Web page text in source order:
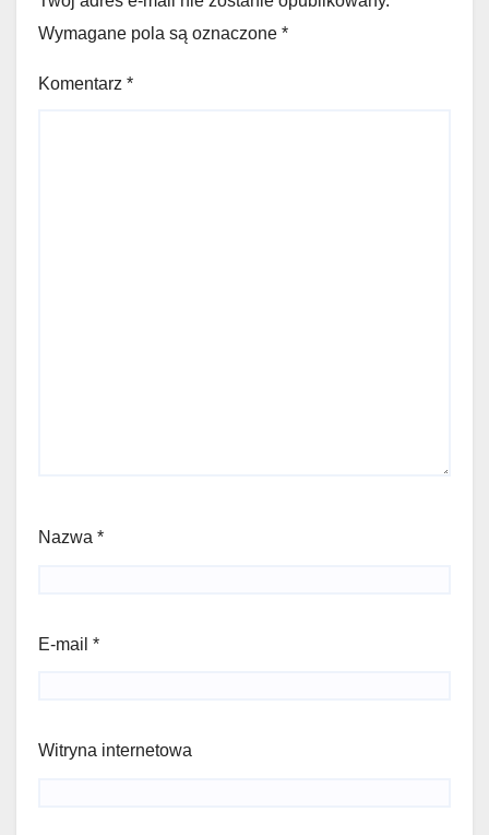
Wymagane pola są oznaczone *
Komentarz *
Nazwa *
E-mail *
Witryna internetowa